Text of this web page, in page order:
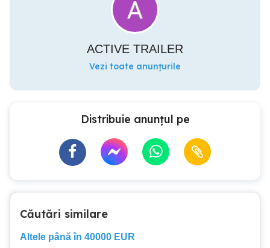
ACTIVE TRAILER
Vezi toate anunțurile
Distribuie anunțul pe
Căutări similare
Altele până în 40000 EUR